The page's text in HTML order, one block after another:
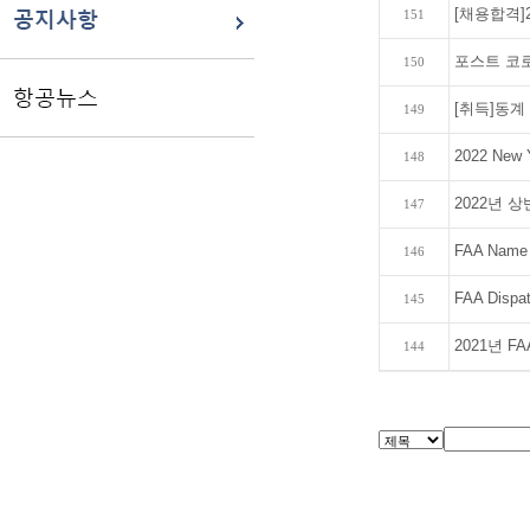
151 [채용합격
150 포스트 코
149 [취득]동
148 2022 New
147 2022년 상
146 FAA
145 FAA
144 2021년